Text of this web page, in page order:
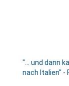
"... und dann
nach Italien" -